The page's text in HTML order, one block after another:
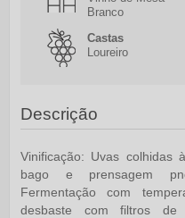
Branco
Castas
Loureiro
Descrição
Vinificação: Uvas colhidas
bago e prensagem
Fermentação com
desbaste com filtros de